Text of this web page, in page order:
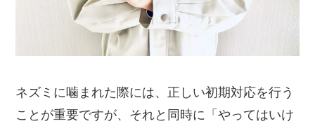
ネズミに噛まれた際には、正しい初期対応を行う
ことが重要ですが、それと同時に「やってはいけ